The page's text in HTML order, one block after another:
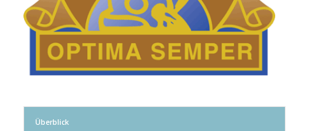
Überblick